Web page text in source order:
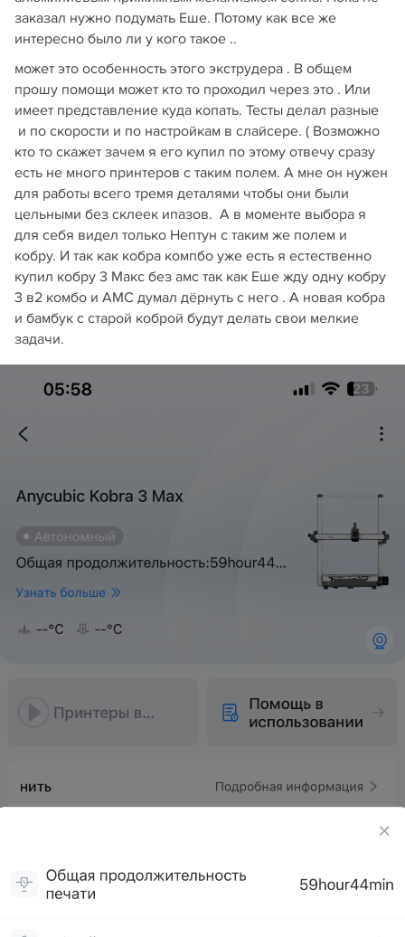
заказал нужно подумать Еше. Потому как все же
интересно было ли у кого такое ..
может это особенность этого экструдера . В общем
прошу помощи может кто то проходил через это . Или
имеет представление куда копать. Тесты делал разные
и по скорости и по настройкам в слайсере. ( Возможно
кто то скажет зачем я его купил по этому отвечу сразу
есть не много принтеров с таким полем. А мне он нужен
для работы всего тремя деталями чтобы они были
цельными без склеек ипазов. А в моменте выбора я
для себя видел только Нептун с таким же полем и
кобру. И так как кобра компбо уже есть я естественно
купил кобру 3 Макс без амс так как Еше жду одну кобру
3 в2 комбо и АМС думал дёрнуть с него . А новая кобра
и бамбук с старой коброй будут делать свои мелкие
задачи.